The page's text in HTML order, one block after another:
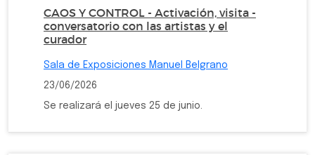
CAOS Y CONTROL - Activación, visita -
conversatorio con las artistas y el
curador
Sala de Exposiciones Manuel Belgrano
23/06/2026
Se realizará el jueves 25 de junio.